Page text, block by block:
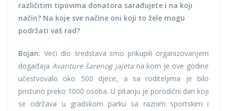
različitim tipovima donatora sarađujete i na koji
način? Na koje sve načine oni koji to žele mogu
podržati vaš rad?
Bojan: Veći dio sredstava smo prikupili organizovanjem
događaja Avanture šarenog jajetana kom je ove godine
učestvovalo oko 500 djece, a sa roditeljima je bilo
pristuno preko 1000 osoba. U pitanju je porodični dan koji
se održava u gradskom parku sa raznim sportskim i